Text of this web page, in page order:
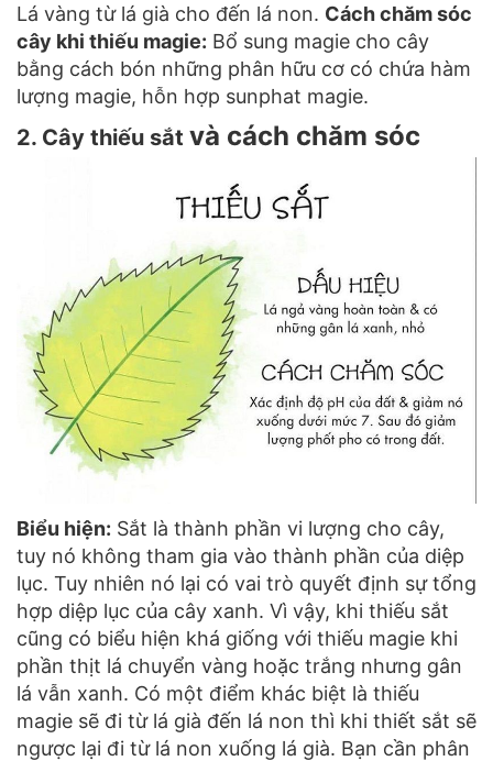
Lá vàng từ lá già cho đến lá non. Cách chăm sóc
cây khi thiếu magie: Bổ sung magie cho cây
bằng cách bón những phân hữu cơ có chứa hàm
lượng magie, hỗn hợp sunphat magie.
2. Cây thiếu sắt và cách chăm sóc
Biểu hiện: Sắt là thành phần vi lượng cho cây,
tuy nó không tham gia vào thành phần của diệp
lục. Tuy nhiên nó lại có vai trò quyết định sự tổng
hợp diệp lục của cây xanh. Vì vậy, khi thiếu sắt
cũng có biểu hiện khá giống với thiếu magie khi
phần thịt lá chuyển vàng hoặc trắng nhưng gân
lá vẫn xanh. Có một điểm khác biệt là thiếu
magie sẽ đi từ lá già đến lá non thì khi thiết sắt sẽ
ngược lại đi từ lá non xuống lá già. Bạn cần phân